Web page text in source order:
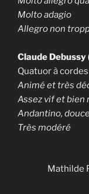
Molto adagio
Allegro non
Claude
Quatuor à
Animé et très
Assez vif et bien
Andantino,
Très modéré
Mathilde